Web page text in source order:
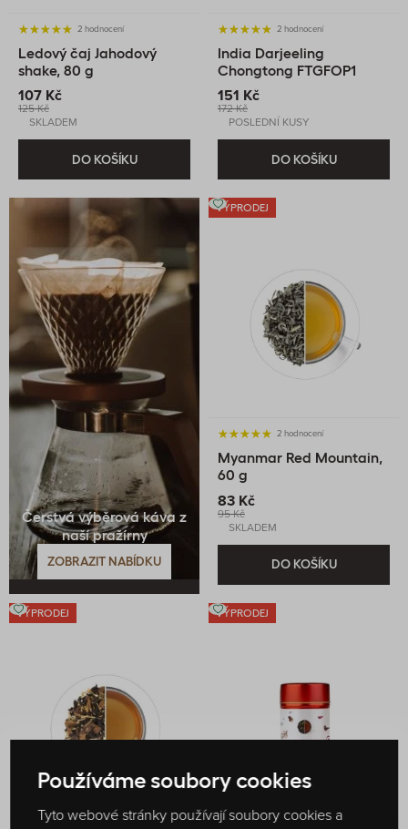
2 hodnocení
Ledový čaj Jahodový
shake, 80 g
107 Kč
125 Kč
SKLADEM
DO KOŠÍKU
2 hodnocení
India Darjeeling
Chongtong FTGFOP1
Inbetween, 60 g
151 Kč
172 Kč
POSLEDNÍ KUSY
DO KOŠÍKU
VÝPRODEJ
2 hodnocení
Myanmar Red Mountain,
60 g
83 Kč
95 Kč
SKLADEM
DO KOŠÍKU
VÝPRODEJ VÝPRODEJ
Čerstvá výběrová káva z
naší pražírny
ZOBRAZIT NABÍDKU
Používáme soubory cookies
Tyto webové stránky používají soubory cookies a